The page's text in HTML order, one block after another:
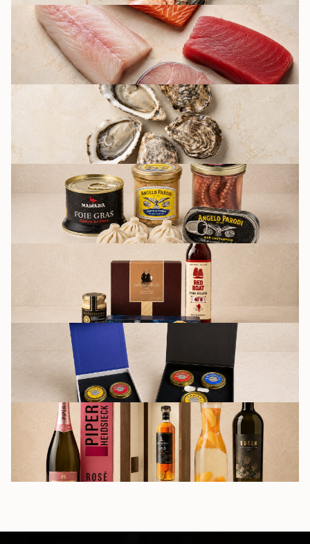
РЫБА
УСТРИЦЫ К
ПЯТНИЦЕ
КУЛИНАРИЯ И
КОНСЕРВАЦИЯ
БАКАЛЕЯ
ПОДАРОЧНЫЕ
НАБОРЫ
НАПИТКИ